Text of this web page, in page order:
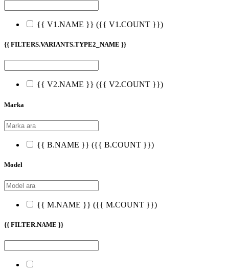
{{ V1.NAME }} ({{ V1.COUNT }})
{{ FILTERS.VARIANTS.TYPE2_NAME }}
{{ V2.NAME }} ({{ V2.COUNT }})
Marka
{{ B.NAME }} ({{ B.COUNT }})
Model
{{ M.NAME }} ({{ M.COUNT }})
{{ FILTER.NAME }}